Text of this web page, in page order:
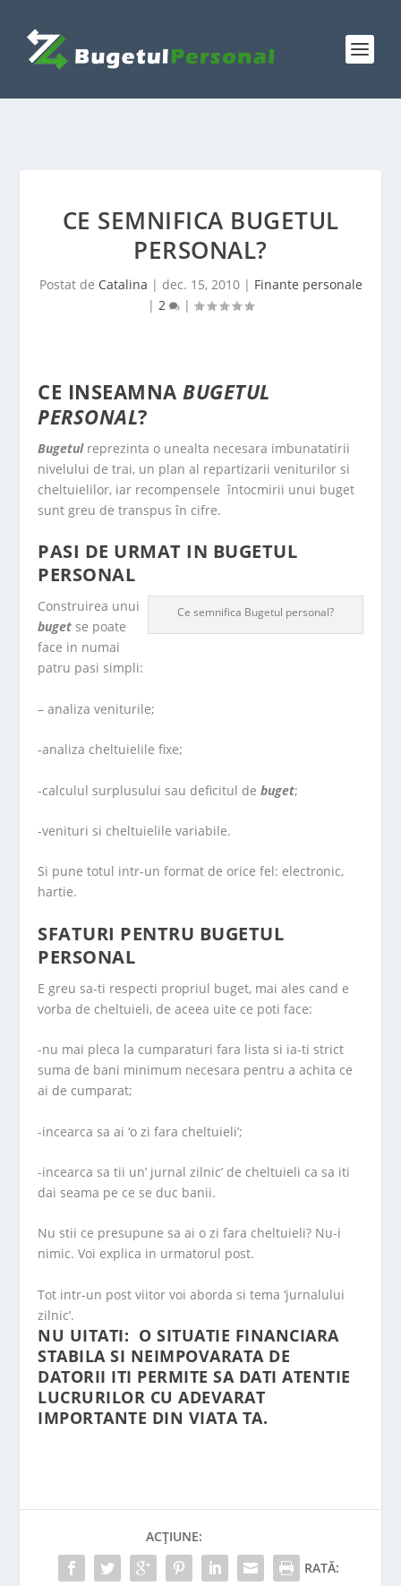
CE SEMNIFICA BUGETUL
PERSONAL?
Postat de Catalina | dec. 15, 2010| Finante personale
| 2 |
CE INSEAMNABUGETUL
PERSONAL?
Bugetul reprezinta o uneal­ta necesara imbunatatirii
nivelului de trai, un plan al repartizarii veniturilor si
cheltuielilor, iar recompensele întocmirii unui buget
sunt greu de transpus în cifre.
PASI DE URMAT IN BUGETUL
PERSONAL
Ce semnifica Bugetul personal?
Construirea unui
buget se poate
face in numai
patru pasi simpli:
– analiza veniturile;
-analiza cheltuielile fixe;
-calculul surplusului sau deficitul debuget;
-venituri si cheltuielile varia­bile.
Si pune totul intr-un format de orice fel: electronic,
hartie.
SFATURI PENTRU BUGETUL
PERSONAL
E greu sa-ti respecti propriul buget, mai ales cand e
vorba de cheltuieli, de aceea uite ce poti face:
-nu mai pleca la cumparaturi fara lista si ia-ti strict
suma de bani minimum necesara pentru a achita ce
ai de cumparat;
-incearca sa ai ‘o zi fara cheltuieli’;
-incearca sa tii un’ jurnal zilnic’ de cheltuieli ca sa iti
dai seama pe ce se duc banii.
Nu stii ce presupune sa ai o zi fara cheltuieli? Nu-i
nimic. Voi explica in urmatorul post.
Tot intr-un post viitor voi aborda si tema ‘jurnalului
zilnic’.
NU UITATI: O SITUATIE FINANCIARA
STABILA SI NEIMPOVARATA DE
DATORII ITI PERMITE SA DATI ATENTIE
LUCRURILOR CU ADEVARAT
IMPORTANTE DIN VIATA TA.
ACȚIUNE:
RATĂ: